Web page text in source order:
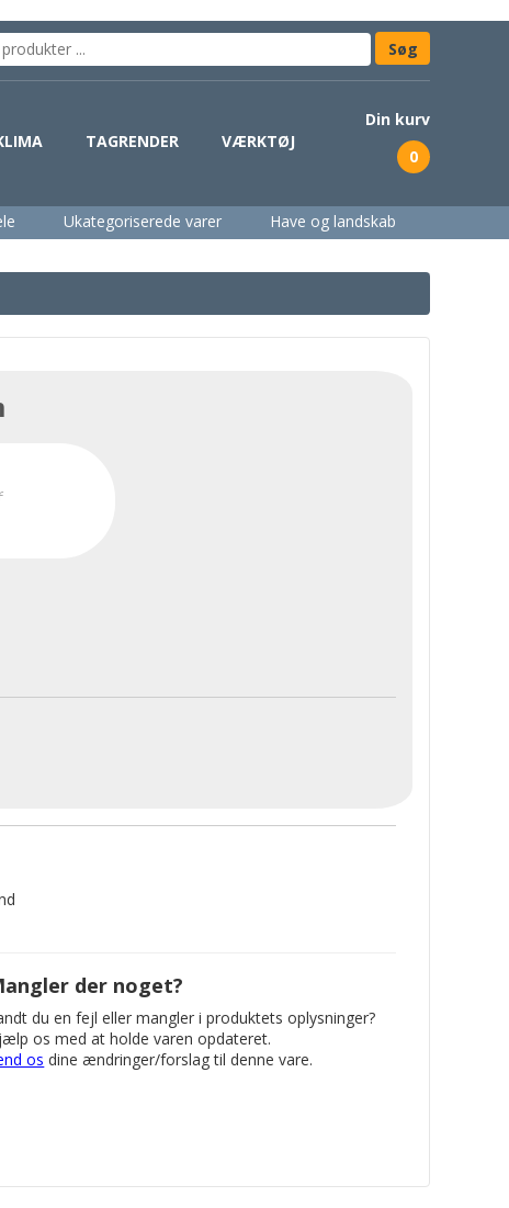
TAGRENDER VÆRKTØJ
Din kurv
0
Ukategoriserede varer Have og landskab
der noget?
du en fejl eller mangler i produktets oplysninger?
os med at holde varen opdateret.
os dine ændringer/forslag til denne vare.